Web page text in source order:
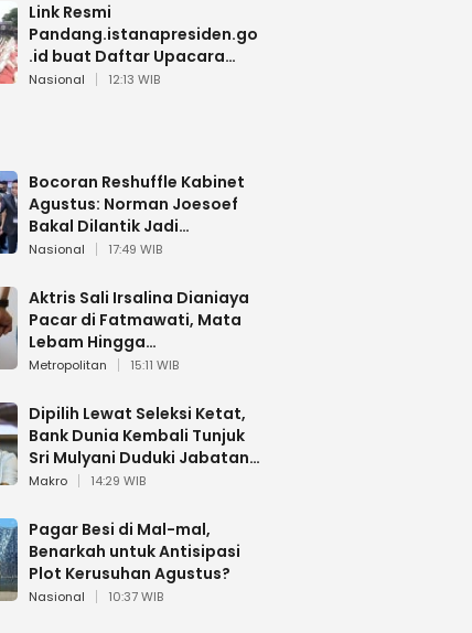
Link Resmi
Pandang.istanapresiden.go
.id buat Daftar Upacara
Bendera HUT RI di Istana
Nasional 12:13 WIB
Bocoran Reshuffle Kabinet
Agustus: Norman Joesoef
Bakal Dilantik Jadi
Wamenhan RI
Nasional 17:49 WIB
Aktris Sali Irsalina Dianiaya
Pacar di Fatmawati, Mata
Lebam Hingga
Diselamatkan Polantas
Metropolitan 15:11 WIB
Dipilih Lewat Seleksi Ketat,
Bank Dunia Kembali Tunjuk
Sri Mulyani Duduki Jabatan
Strategis
Makro 14:29 WIB
Pagar Besi di Mal-mal,
Benarkah untuk Antisipasi
Plot Kerusuhan Agustus?
Nasional 10:37 WIB